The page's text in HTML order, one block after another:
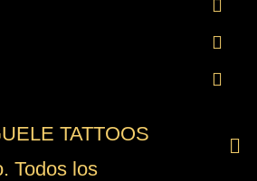
TATTOOS
Todos los